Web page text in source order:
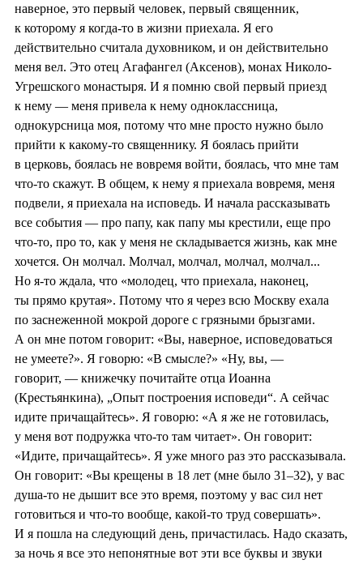
наверное, это первый человек, первый священник,
к которому я когда-то в жизни приехала. Я его
действительно считала духовником, и он действительно
меня вел. Это отец Агафангел (Аксенов), монах Николо-
Угрешского монастыря. И я помню свой первый приезд
к нему — меня привела к нему одноклассница,
однокурсница моя, потому что мне просто нужно было
прийти к какому-то священнику. Я боялась прийти
в церковь, боялась не вовремя войти, боялась, что мне там
что-то скажут. В общем, к нему я приехала вовремя, меня
подвели, я приехала на исповедь. И начала рассказывать
все события — про папу, как папу мы крестили, еще про
что-то, про то, как у меня не складывается жизнь, как мне
хочется. Он молчал. Молчал, молчал, молчал, молчал...
Но я-то ждала, что «молодец, что приехала, наконец,
ты прямо крутая». Потому что я через всю Москву ехала
по заснеженной мокрой дороге с грязными брызгами.
А он мне потом говорит: «Вы, наверное, исповедоваться
не умеете?». Я говорю: «В смысле?» «Ну, вы, —
говорит, — книжечку почитайте отца Иоанна
(Крестьянкина), „Опыт построения исповеди“. А сейчас
идите причащайтесь». Я говорю: «А я же не готовилась,
у меня вот подружка что-то там читает». Он говорит:
«Идите, причащайтесь». Я уже много раз это рассказывала.
Он говорит: «Вы крещены в 18 лет (мне было 31–32), у вас
душа-то не дышит все это время, поэтому у вас сил нет
готовиться и что-то вообще, какой-то труд совершать».
И я пошла на следующий день, причастилась. Надо сказать,
за ночь я все это непонятные вот эти все буквы и звуки